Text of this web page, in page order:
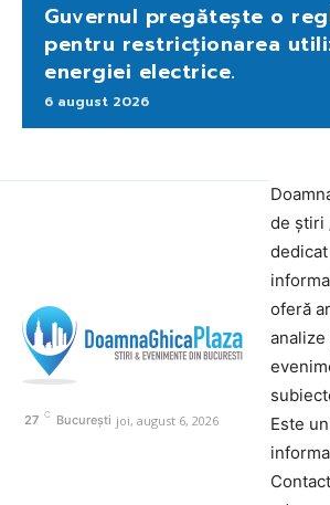
Guvernul pregătește o
pentru restricționarea
energiei electrice.
6 august 2026
27 C București joi, august 6, 2026
de știri
oferă
Este